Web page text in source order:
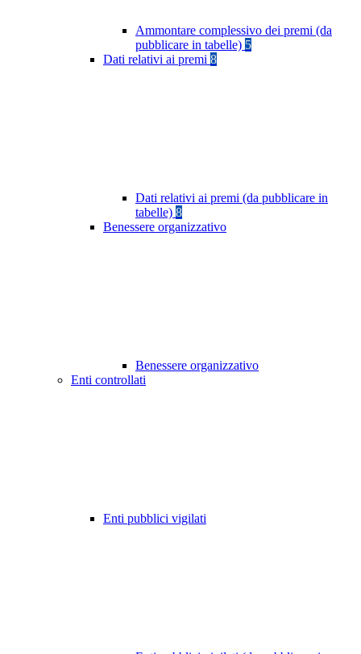
Ammontare complessivo dei premi (da
pubblicare in tabelle) 5
Dati relativi ai premi 8
Dati relativi ai premi (da pubblicare in
tabelle) 8
Benessere organizzativo
Benessere organizzativo
Enti controllati
Enti pubblici vigilati